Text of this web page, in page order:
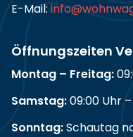
E-Mail:
Öffnungszeiten
Montag – Freitag:
Samstag:09:00 Uhr
Sonntag:Schautag